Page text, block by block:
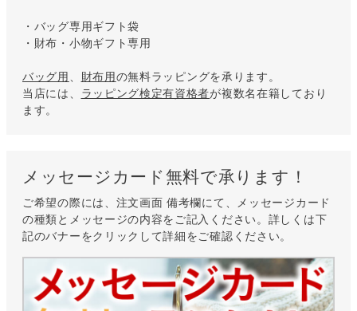
・バッグ専用ギフト袋
・財布・小物ギフト専用
バッグ用 財布用の無料ラッピングを承ります。
当店には、 ラッピング検定有資格者が複数名在籍しており
ます。
メッセージカード無料で承ります！
ご希望の際には、注文画面 備考欄にて、メッセージカード
の種類とメッセージの内容をご記入ください。詳しくは下
記のバナーをクリックして詳細をご確認ください。